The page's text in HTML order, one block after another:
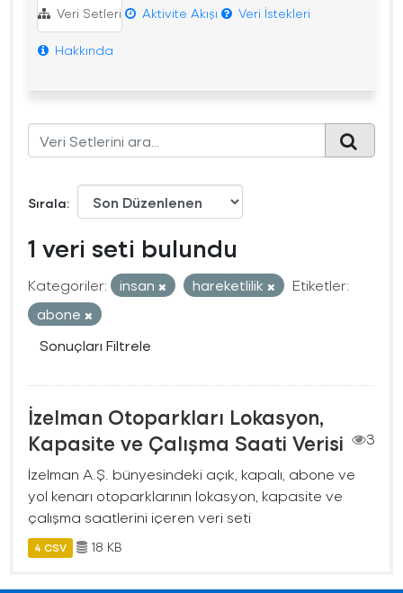
Veri Setleri Aktivite Akışı Veri İstekleri
Hakkında
Sırala
1 veri seti bulundu
Kategoriler: insan hareketlilik
Etiketler:
abone
Sonuçları Filtrele
İzelman Otoparkları Lokasyon,
Kapasite ve Çalışma Saati Verisi
3
İzelman A.Ş. bünyesindeki açık, kapalı, abone ve
yol kenarı otoparklarının lokasyon, kapasite ve
çalışma saatlerini içeren veri seti
4 CSV 18 KB